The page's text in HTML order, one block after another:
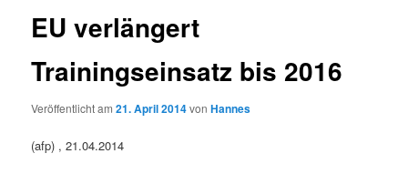
EU verlängert
Trainingseinsatz bis 2016
Veröffentlicht am21. April 2014vonHannes
(afp) , 21.04.2014